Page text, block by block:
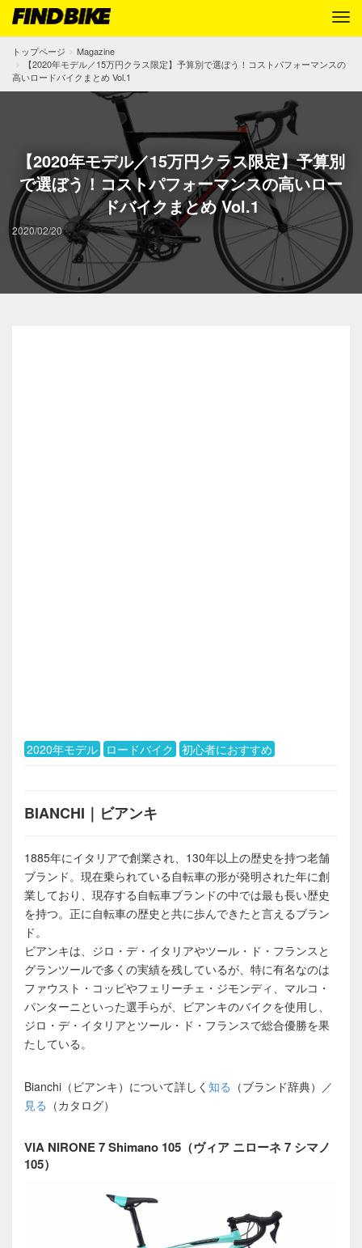
トップページ
Magazine
【2020年モデル／15万円クラス限定】予算別で選ぼう！コストパフォーマンスの
高いロードバイクまとめ Vol.1
【2020年モデル／15万円クラス限定】予算別
で選ぼう！コストパフォーマンスの高いロー
ドバイクまとめ Vol.1
2020/02/20
2020年モデル ロードバイク 初心者におすすめ
BIANCHI｜ビアンキ
1885年にイタリアで創業され、130年以上の歴史を持つ老舗
ブランド。現在乗られている自転車の形が発明された年に創
業しており、現存する自転車ブランドの中では最も長い歴史
を持つ。正に自転車の歴史と共に歩んできたと言えるブラン
ド。
ビアンキは、ジロ・デ・イタリアやツール・ド・フランスと
グランツールで多くの実績を残しているが、特に有名なのは
ファウスト・コッピやフェリーチェ・ジモンディ、マルコ・
パンターニといった選手らが、ビアンキのバイクを使用し、
ジロ・デ・イタリアとツール・ド・フランスで総合優勝を果
たしている。
Bianchi（ビアンキ）について詳しく 知る （ブランド辞典）／
見る （カタログ）
VIA NIRONE 7 Shimano 105（ヴィア ニローネ 7 シマノ
105）